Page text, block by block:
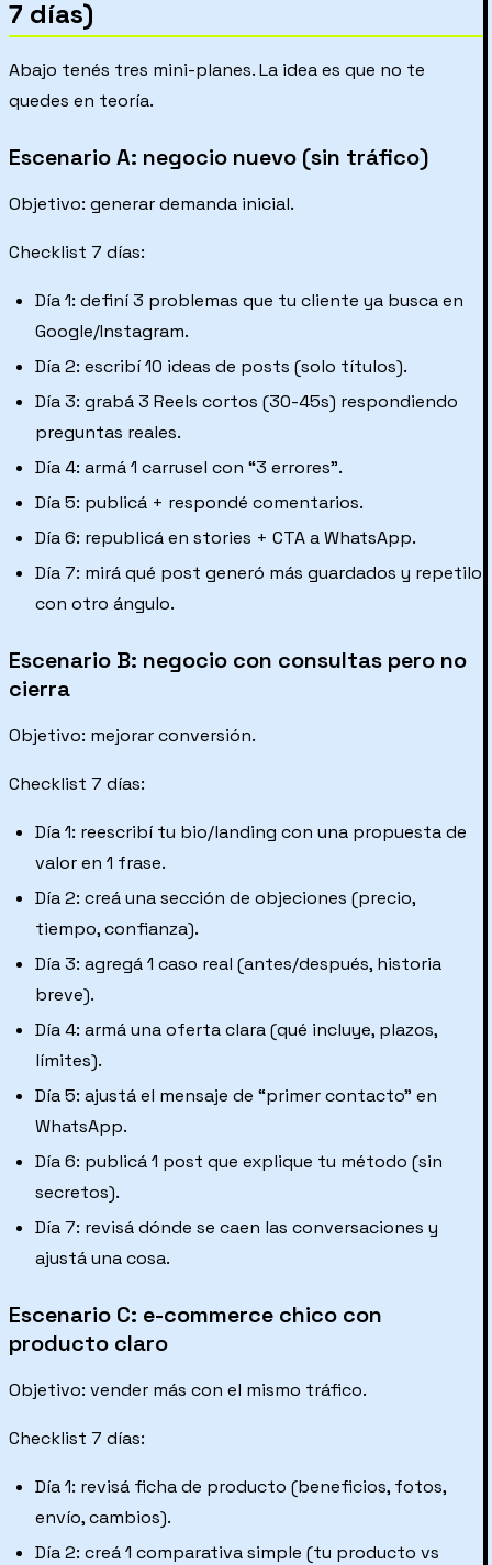
7 días)
Abajo tenés tres mini-planes. La idea es que no te
quedes en teoría.
Escenario A: negocio nuevo (sin tráfico)
Objetivo: generar demanda inicial.
Checklist 7 días:
Día 1: definí 3 problemas que tu cliente ya busca en
Google/Instagram.
Día 2: escribí 10 ideas de posts (solo títulos).
Día 3: grabá 3 Reels cortos (30-45s) respondiendo
preguntas reales.
Día 4: armá 1 carrusel con “3 errores”.
Día 5: publicá + respondé comentarios.
Día 6: republicá en stories + CTA a WhatsApp.
Día 7: mirá qué post generó más guardados y repetilo
con otro ángulo.
Escenario B: negocio con consultas pero no
cierra
Objetivo: mejorar conversión.
Checklist 7 días:
Día 1: reescribí tu bio/landing con una propuesta de
valor en 1 frase.
Día 2: creá una sección de objeciones (precio,
tiempo, confianza).
Día 3: agregá 1 caso real (antes/después, historia
breve).
Día 4: armá una oferta clara (qué incluye, plazos,
límites).
Día 5: ajustá el mensaje de “primer contacto” en
WhatsApp.
Día 6: publicá 1 post que explique tu método (sin
secretos).
Día 7: revisá dónde se caen las conversaciones y
ajustá una cosa.
Escenario C: e-commerce chico con
producto claro
Objetivo: vender más con el mismo tráfico.
Checklist 7 días:
Día 1: revisá ficha de producto (beneficios, fotos,
envío, cambios).
Día 2: creá 1 comparativa simple (tu producto vs